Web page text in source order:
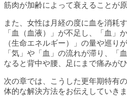
筋肉が加齢によって衰えることが
また、女性は月経の度に血を消耗
「血（血液）」が不足し、「血」
（生命エネルギー）」の量や巡り
「気」や「血」の流れが滞り、「
なると背中や腰、足にまで痛みが
次の章では、こうした更年期特有
体的な解決方法をお伝えしていきま